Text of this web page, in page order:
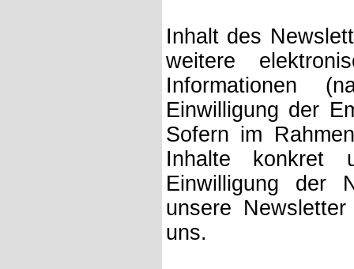
Inhalt des
weitere
Informationen
Einwilligung der
Sofern im
Inhalte konkret
Einwilligung der
unsere
uns.